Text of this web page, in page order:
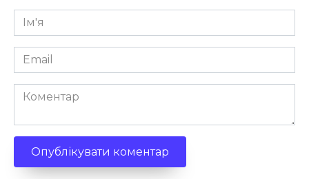
Ім'я
*
Email
*
Коментар